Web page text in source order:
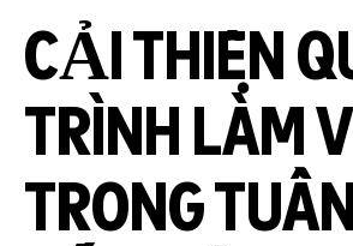
CẢI THIỆN
TRÌNH LÀM
TRONG TUẦN